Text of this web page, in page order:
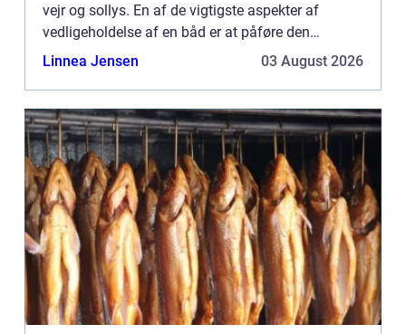
vejr og sollys. En af de vigtigste aspekter af
vedligeholdelse af en båd er at påføre den
passende m&ael...
Linnea Jensen 03 August 2026